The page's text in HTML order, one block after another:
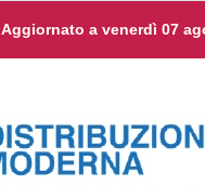
Aggiornato a venerdì 07